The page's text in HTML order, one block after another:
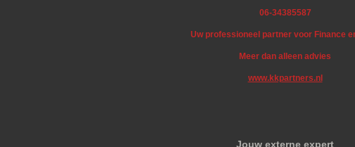
06-34385587
Uw professioneel partner voor Finance
Meer dan alleen advies
www.kkpartners.nl
Jouw externe expert